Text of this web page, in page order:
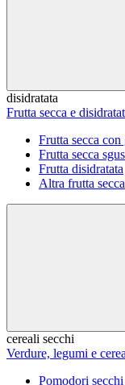
disidratata
Frutta secca e
Frutta secca con
Frutta secca
Frutta disidratata
Altra frutta secca
cereali secchi
Verdure, legumi e
Pomodori secchi